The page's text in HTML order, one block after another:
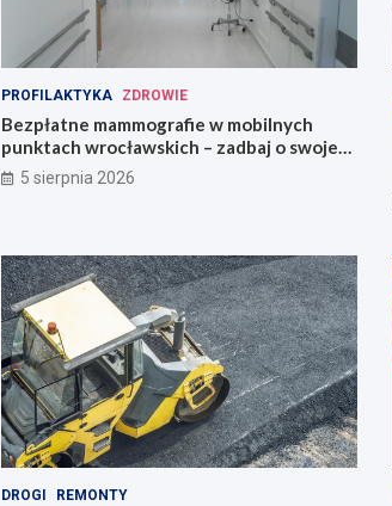
PROFILAKTYKA ZDROWIE
Bezpłatne mammografie w mobilnych
punktach wrocławskich – zadbaj o swoje
zdrowie!
5 sierpnia 2026
DROGI REMONTY